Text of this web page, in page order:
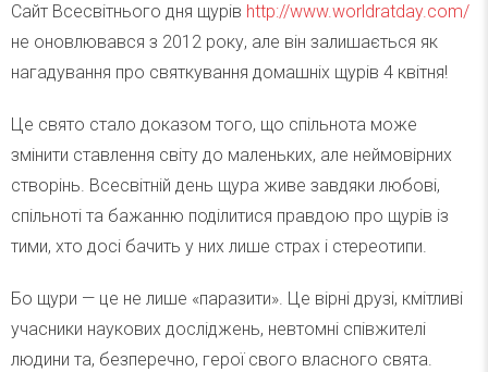
Сайт Всесвітнього дня щурів http://www.worldratday.com/
не оновлювався з 2012 року, але він залишається як
нагадування про святкування домашніх щурів 4 квітня!
Це свято стало доказом того, що спільнота може
змінити ставлення світу до маленьких, але неймовірних
створінь. Всесвітній день щура живе завдяки любові,
спільноті та бажанню поділитися правдою про щурів із
тими, хто досі бачить у них лише страх і стереотипи.
Бо щури — це не лише «паразити». Це вірні друзі, кмітливі
учасники наукових досліджень, невтомні співжителі
людини та, безперечно, герої свого власного свята.